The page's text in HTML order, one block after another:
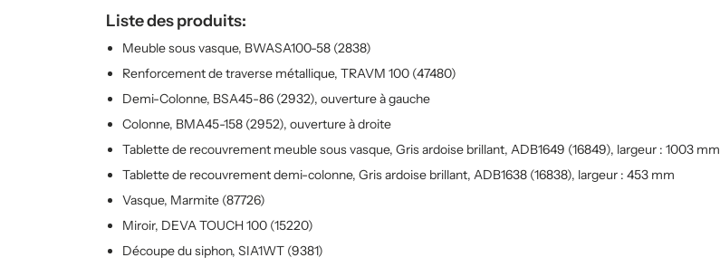
Liste des produits:
Meuble sous vasque, BWASA100-58 (2838)
Renforcement de traverse métallique, TRAVM 100 (47480)
Demi-Colonne, BSA45-86 (2932), ouverture à gauche
Colonne, BMA45-158 (2952), ouverture à droite
Tablette de recouvrement meuble sous vasque, Gris ardoise brillant, ADB1649 (16849), largeur : 1003 mm
Tablette de recouvrement demi-colonne, Gris ardoise brillant, ADB1638 (16838), largeur : 453 mm
Vasque, Marmite (87726)
Miroir, DEVA TOUCH 100 (15220)
Découpe du siphon, SIA1WT (9381)